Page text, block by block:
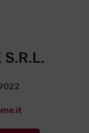
S.R.L.